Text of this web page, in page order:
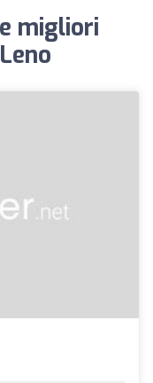
migliori